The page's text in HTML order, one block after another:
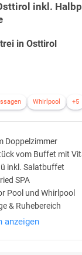
inkl.
in Osttirol
Whirlpool +5
Doppelzimmer
vom Buffet mit
inkl. Salatbuffet
SPA
Pool und Whirlpool
& Ruhebereich
anzeigen